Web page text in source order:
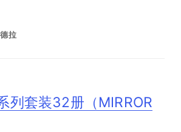
拉
列套装32册（MIRROR